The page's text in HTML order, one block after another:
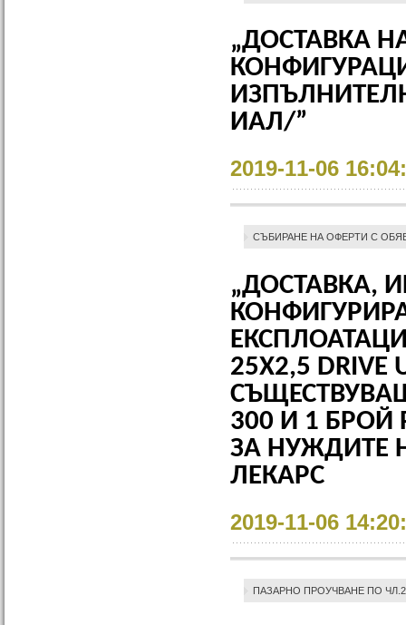
„ДОСТАВКА
ИАЛ/”
2019-11-06
СЪБИРАНЕ НА ОФЕРТИ С
„ДОСТАВКА,
25X2,5
300 И 1
ЗА НУЖДИТЕ
ЛЕКАРС
2019-11-06
ПАЗАРНО ПРОУЧВАНЕ ПО